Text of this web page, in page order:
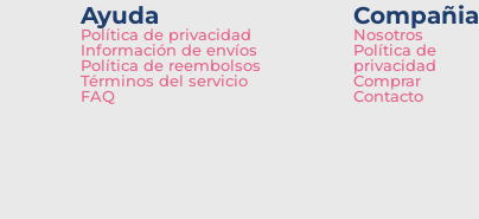
Ayuda
Política de privacidad
Información de envíos
Política de reembolsos
Términos del servicio
FAQ
Compañia
Nosotros
Política de
privacidad
Comprar
Contacto